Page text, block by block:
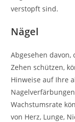
verstopft sind.
Nägel
Abgesehen davon,
Zehen schützen,
Hinweise auf Ihre
Wachstumsrate
von Herz, Lunge,